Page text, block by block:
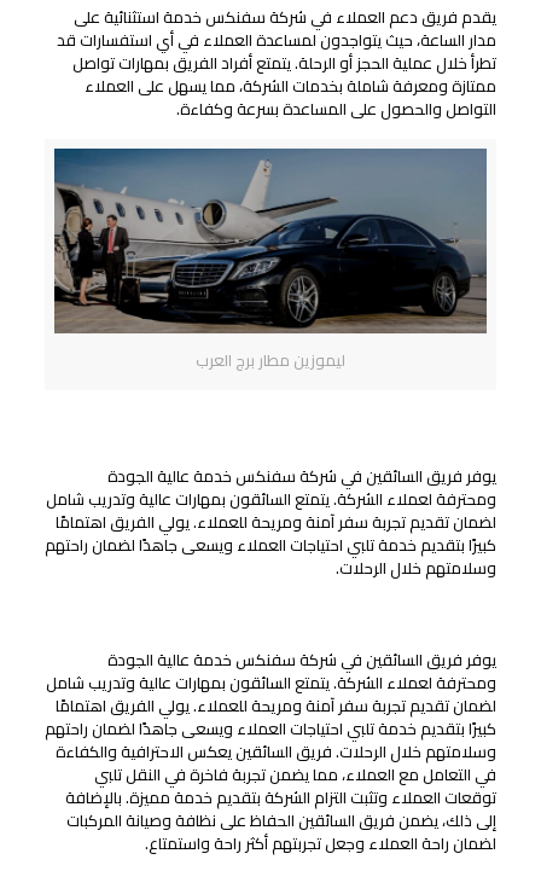
يقدم فريق دعم العملاء في شركة سفنكس خدمة استثنائية على
مدار الساعة، حيث يتواجدون لمساعدة العملاء في أي استفسارات قد
تطرأ خلال عملية الحجز أو الرحلة. يتمتع أفراد الفريق بمهارات تواصل
ممتازة ومعرفة شاملة بخدمات الشركة، مما يسهل على العملاء
التواصل والحصول على المساعدة بسرعة وكفاءة.
ليموزين مطار برج العرب
يوفر فريق السائقين في شركة سفنكس خدمة عالية الجودة
ومحترفة لعملاء الشركة. يتمتع السائقون بمهارات عالية وتدريب شامل
لضمان تقديم تجربة سفر آمنة ومريحة للعملاء. يولي الفريق اهتمامًا
كبيرًا بتقديم خدمة تلبي احتياجات العملاء ويسعى جاهدًا لضمان راحتهم
وسلامتهم خلال الرحلات.
يوفر فريق السائقين في شركة سفنكس خدمة عالية الجودة
ومحترفة لعملاء الشركة. يتمتع السائقون بمهارات عالية وتدريب شامل
لضمان تقديم تجربة سفر آمنة ومريحة للعملاء. يولي الفريق اهتمامًا
كبيرًا بتقديم خدمة تلبي احتياجات العملاء ويسعى جاهدًا لضمان راحتهم
وسلامتهم خلال الرحلات. فريق السائقين يعكس الاحترافية والكفاءة
في التعامل مع العملاء، مما يضمن تجربة فاخرة في النقل تلبي
توقعات العملاء وتثبت التزام الشركة بتقديم خدمة مميزة. بالإضافة
إلى ذلك، يضمن فريق السائقين الحفاظ على نظافة وصيانة المركبات
لضمان راحة العملاء وجعل تجربتهم أكثر راحة واستمتاع.